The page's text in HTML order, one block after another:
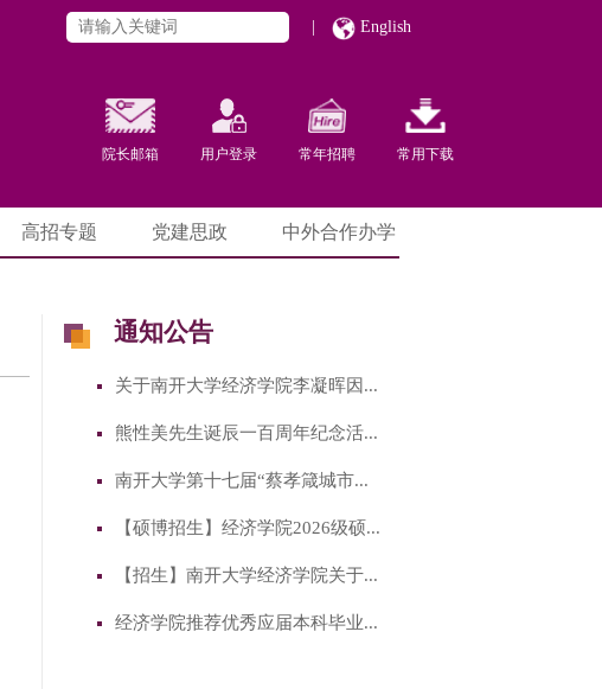
English
院长邮箱 用户登录 常年招聘 常用下载
高招专题 党建思政 中外合作办学
通知公告
关于南开大学经济学院李凝晖因...
熊性美先生诞辰一百周年纪念活...
南开大学第十七届“蔡孝箴城市...
【硕博招生】经济学院2026级硕...
【招生】南开大学经济学院关于...
经济学院推荐优秀应届本科毕业...